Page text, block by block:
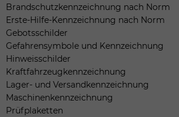
Brandschutzkennzeichnung nach Norm
Erste-Hilfe-Kennzeichnung nach Norm
Gebotsschilder
Gefahrensymbole und Kennzeichnung
Hinweisschilder
Kraftfahrzeugkennzeichnung
Lager- und Versandkennzeichnung
Maschinenkennzeichnung
Prüfplaketten